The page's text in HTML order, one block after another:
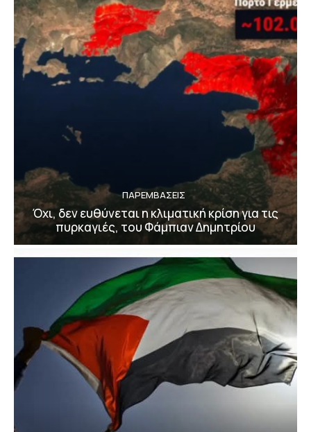
ΠΑΡΕΜΒΑΣΕΙΣ
Όχι, δεν ευθύνεται η κλιματική κρίση για τις
πυρκαγιές, του Φάμπιαν Δημητρίου